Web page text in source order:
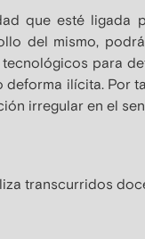
que esté ligada
del mismo,
para
ilícita. Por
irregular en el
transcurridos